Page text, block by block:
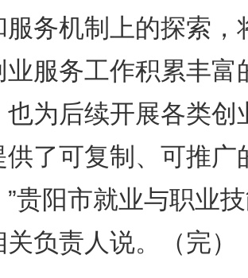
服务机制上的探索，
业服务工作积累丰富
也为后续开展各类创
供了可复制、可推广
贵阳市就业与职业
负责人说。（完）